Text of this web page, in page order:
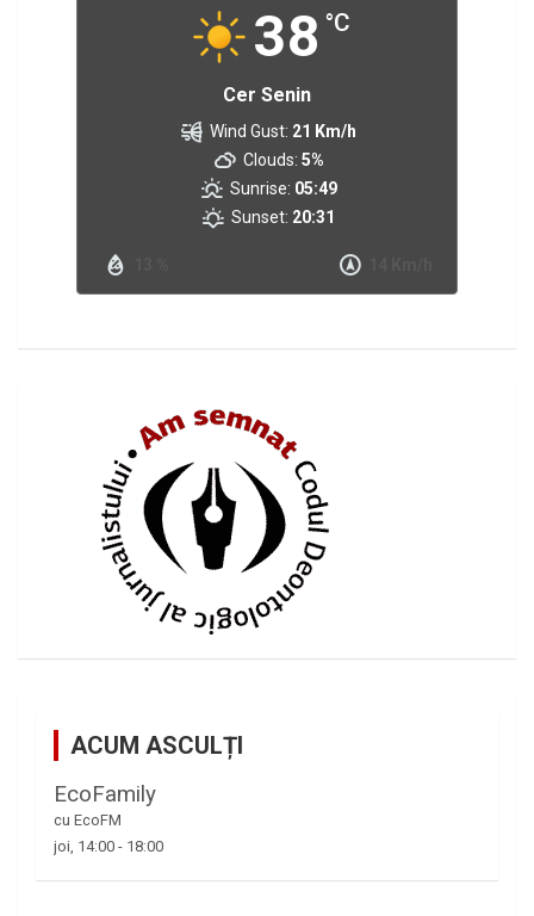
38 °C
Cer Senin
Wind Gust: 21 Km/h
Clouds: 5%
Sunrise: 05:49
Sunset: 20:31
ACUM ASCULȚI
EcoFamily
cu EcoFM
joi, 14:00 - 18:00